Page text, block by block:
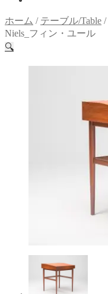
ホーム / テーブル/Table /
Niels_フィン・ユール
🔍